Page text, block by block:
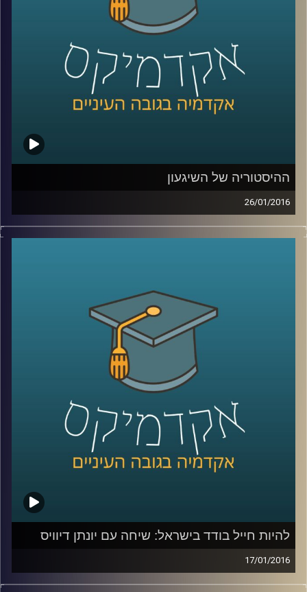
AudioVersity
ההיסטוריה של השיגעון
26/01/2016
דוקטור נועה אלבלדה מספרת על מחלת
ניצבות בפני המדע שאלות גדולות לגבי
הסכיזופרניה, ונועה משתפת בהן ובשאיפת
המחקר. גם לחברה אחריות רבה, הקשורה
מהאוכלוסייה, בשגרה ה"נורמטיבית
קרדיט תמונות: AudioVersity
להיות חייל בודד בישראל: שיחה עם יונתן דיוויס
17/01/2016
יונתן דיוויס, סגן הנשיא לקשרי חוץ וראש ביה"ס